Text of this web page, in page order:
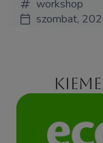
workshop
szombat,